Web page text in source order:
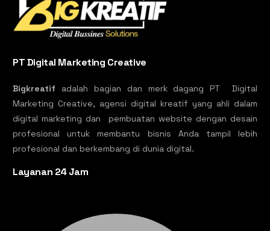
PT Digital Marketing Creative
Bigkreatif adalah bagian dan merk dagang PT Digital
Marketing Creative, agensi digital kreatif yang ahli dalam
digital marketing dan pembuatan website dengan desain
profesional untuk membantu bisnis Anda tampil lebih
profesional dan berkembang di dunia digital.
Layanan 24 Jam